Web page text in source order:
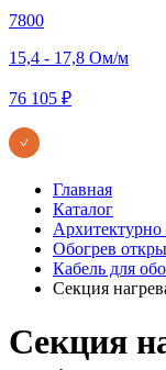
7800
15,4 - 17,8 Ом/м
76 105 ₽
Главная
Каталог
Обогрев
Кабель для
Секция
Секция